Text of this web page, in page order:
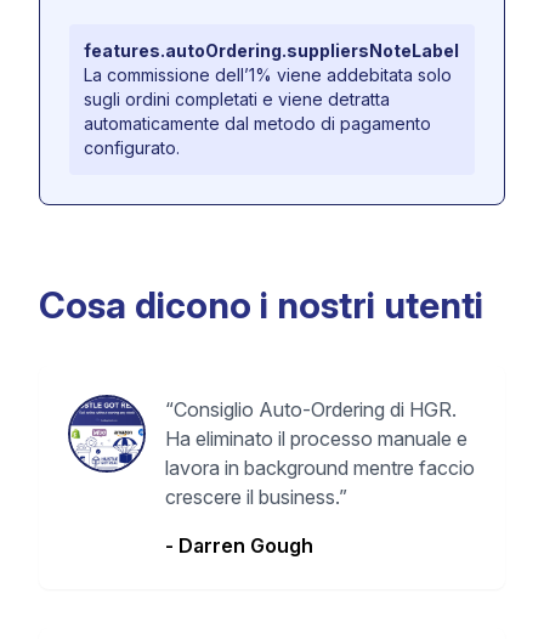
features.autoOrdering.suppliersNoteLabel
La commissione dell’1% viene addebitata solo
sugli ordini completati e viene detratta
automaticamente dal metodo di pagamento
configurato.
Cosa dicono i nostri utenti
“Consiglio Auto-Ordering di HGR.
Ha eliminato il processo manuale e
lavora in background mentre faccio
crescere il business.”
- Darren Gough